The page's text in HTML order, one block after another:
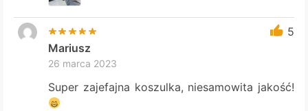
5
Mariusz
26 marca 2023
Super zajefajna koszulka, niesamowita jakość!